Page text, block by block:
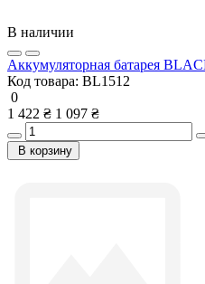
В наличии
Аккумуляторная батарея
Код товара: BL1512
0
1 422 ₴ 1 097 ₴
В корзину